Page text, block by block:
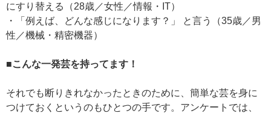
にすり替える（28歳／女性／情報・IT）
・「例えば、どんな感じになります？」 と言う（35歳／男
性／機械・精密機器）
■こんな一発芸を持ってます！
それでも断りきれなかったときのために、簡単な芸を身に
つけておくというのもひとつの手です。アンケートでは、